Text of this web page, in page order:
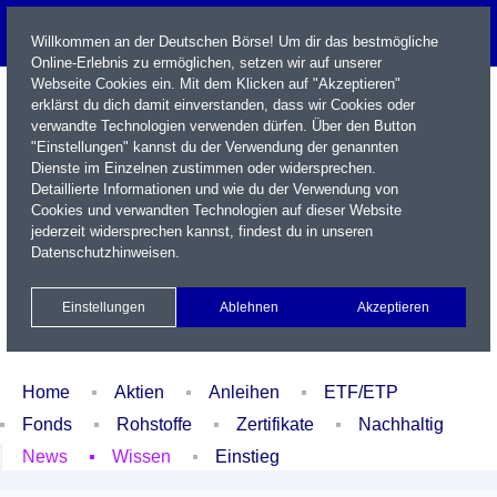
Name / WKN / ISIN / Kürzel
Xetra Realtime
Watchlist Portfolio Login
Home Aktien Anleihen
ETF/ETP
Fonds
Rohstoffe Zertifikate
Nachhaltig
News
Wissen Einstieg
Willkommen an der Deutschen Börse! Um dir das bestmögliche
Online-Erlebnis zu ermöglichen, setzen wir auf unserer
Webseite Cookies ein. Mit dem Klicken auf "Akzeptieren"
erklärst du dich damit einverstanden, dass wir Cookies oder
verwandte Technologien verwenden dürfen. Über den Button
"Einstellungen" kannst du der Verwendung der genannten
Dienste im Einzelnen zustimmen oder widersprechen.
Detaillierte Informationen und wie du der Verwendung von
Cookies und verwandten Technologien auf dieser Website
jederzeit widersprechen kannst, findest du in unseren
Datenschutzhinweisen.
Einstellungen Ablehnen Akzeptieren